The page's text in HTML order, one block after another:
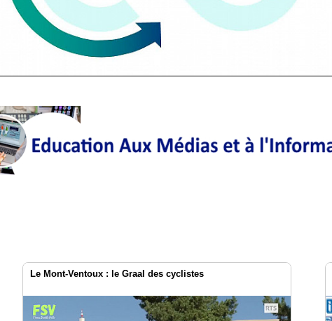
Le Mont-Ventoux : le Graal des cyclistes